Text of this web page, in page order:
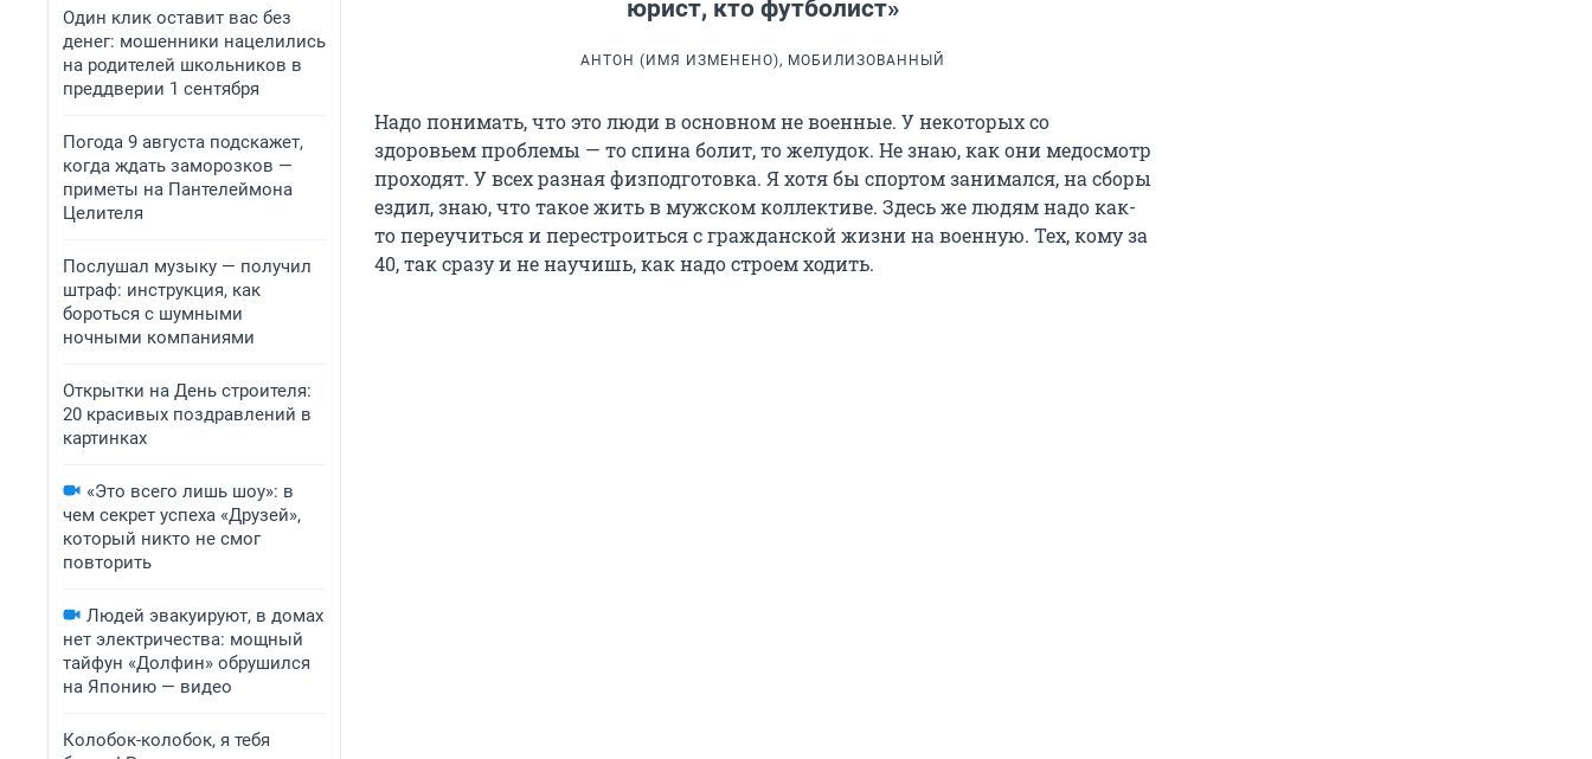
Один клик оставит вас без
денег: мошенники нацелились
на родителей школьников в
преддверии 1 сентября
Погода 9 августа подскажет,
когда ждать заморозков —
приметы на Пантелеймона
Целителя
Послушал музыку — получил
штраф: инструкция, как
бороться с шумными
ночными компаниями
Открытки на День строителя:
20 красивых поздравлений в
картинках
«Это всего лишь шоу»: в
чем секрет успеха «Друзей»,
который никто не смог
повторить
Людей эвакуируют, в домах
нет электричества: мощный
тайфун «Долфин» обрушился
на Японию — видео
Колобок-колобок, я тебя
юрист, кто футболист»
АНТОН (ИМЯ ИЗМЕНЕНО), МОБИЛИЗОВАННЫЙ
Надо понимать, что это люди в основном не военные. У некоторых со
здоровьем проблемы — то спина болит, то желудок. Не знаю, как они медосмотр
проходят. У всех разная физподготовка. Я хотя бы спортом занимался, на сборы
ездил, знаю, что такое жить в мужском коллективе. Здесь же людям надо как-
то переучиться и перестроиться с гражданской жизни на военную. Тех, кому за
40, так сразу и не научишь, как надо строем ходить.